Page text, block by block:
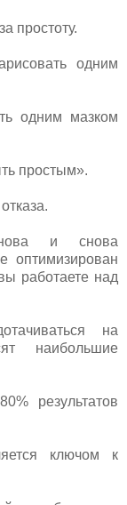
простоту.
одним
одним мазком
простым».
и снова
оптимизирован
работаете над
на
наибольшие
результатов
ключом к